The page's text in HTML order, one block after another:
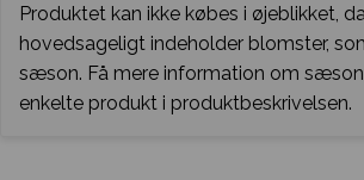
Produktet kan ikke købes i øjeblikket,
hovedsageligt indeholder blomster,
sæson. Få mere information om
enkelte produkt i produktbeskrivelsen.